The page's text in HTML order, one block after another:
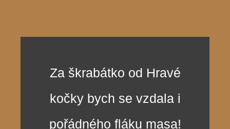
Za škrabátko od Hravé
kočky bych se vzdala i
pořádného fláku masa!